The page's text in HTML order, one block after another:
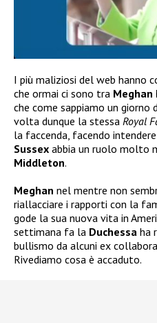
I più maliziosi del web hanno
che ormai ci sono tra Meghan
che come sappiamo un giorno
volta dunque la stessa Royal
la faccenda, facendo
Sussex abbia un ruolo molto
Middleton.
Meghan nel mentre non
riallacciare i rapporti con la
gode la sua nuova vita in
settimana fa la Duchessa ha
bullismo da alcuni ex
Rivediamo cosa è accaduto.